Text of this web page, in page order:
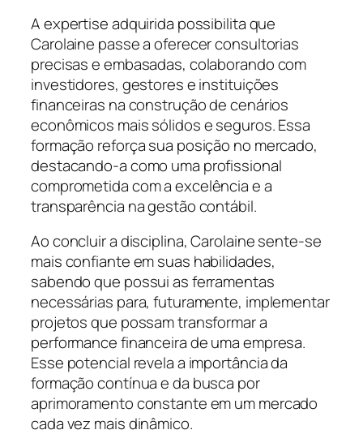
A expertise adquirida possibilita que
Carolaine passe a oferecer consultorias
precisas e embasadas, colaborando com
investidores, gestores e instituições
financeiras na construção de cenários
econômicos mais sólidos e seguros. Essa
formação reforça sua posição no mercado,
destacando-a como uma profissional
comprometida com a excelência e a
transparência na gestão contábil.
Ao concluir a disciplina, Carolaine sente-se
mais confiante em suas habilidades,
sabendo que possui as ferramentas
necessárias para, futuramente, implementar
projetos que possam transformar a
performance financeira de uma empresa.
Esse potencial revela a importância da
formação contínua e da busca por
aprimoramento constante em um mercado
cada vez mais dinâmico.